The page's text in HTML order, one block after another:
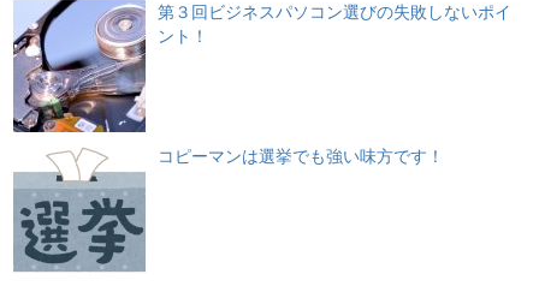
第３回ビジネスパソコン選びの失敗しないポイ
ント！
コピーマンは選挙でも強い味方です！